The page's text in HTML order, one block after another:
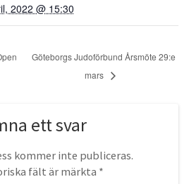
2022 @ 15:30
Göteborgs Judoförbund Årsmöte 29:e
mars
ett svar
kommer inte publiceras.
fält är märkta *